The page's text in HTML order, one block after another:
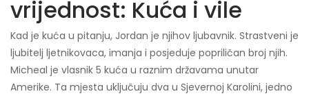
vrijednost: Kuća i vile
Kad je kuća u pitanju, Jordan je njihov ljubavnik. Strastveni je
ljubitelj ljetnikovaca, imanja i posjeduje popriličan broj njih.
Micheal je vlasnik 5 kuća u raznim državama unutar
Amerike. Ta mjesta uključuju dva u Sjevernoj Karolini, jedno